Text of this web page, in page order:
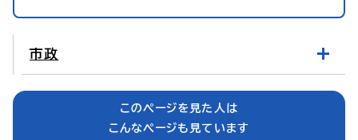
市政
このページを見た人は
こんなページも見ています